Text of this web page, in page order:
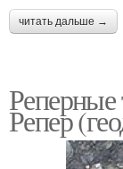
читать дальше →
Реперные
Репер